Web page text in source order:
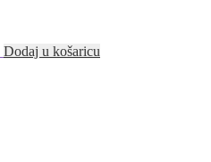
Dodaj u košaricu